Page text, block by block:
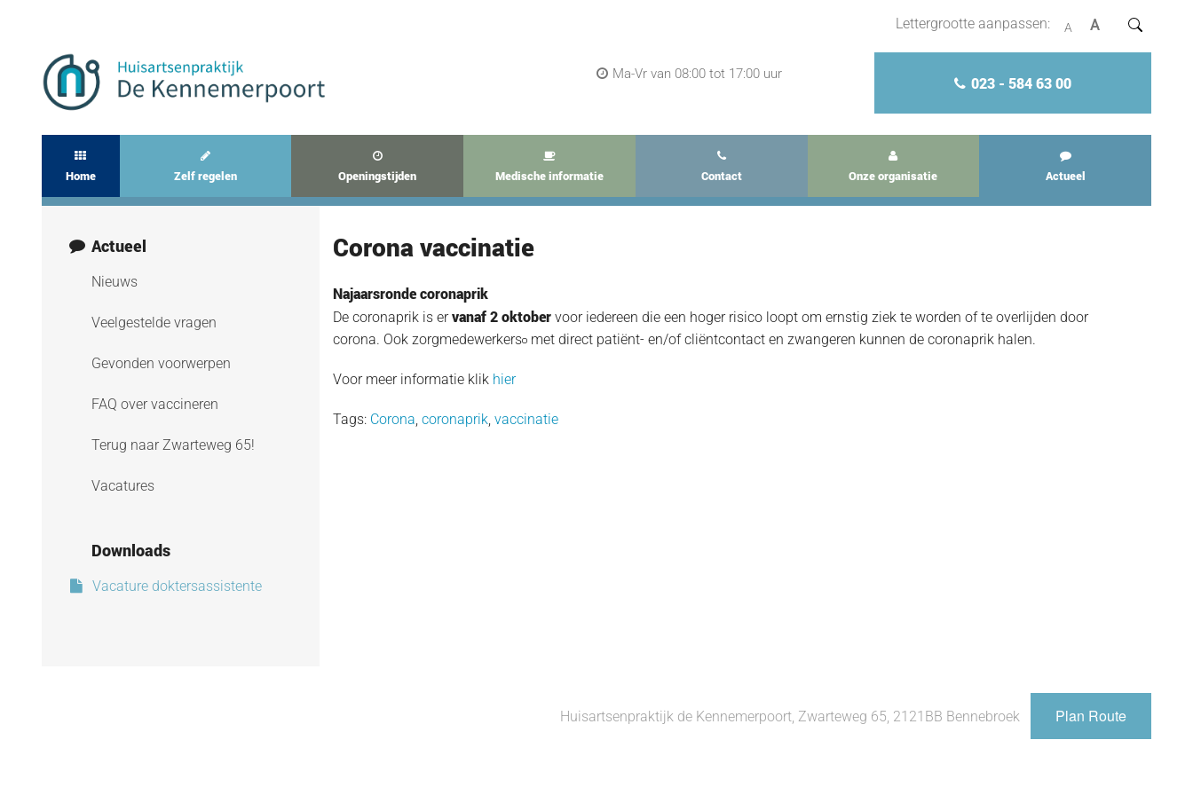
Lettergrootte aanpassen: A A
023 - 584 63 00
Ma-Vr van 08:00 tot 17:00 uur
Home Zelf regelen Openingstijden Medische informatie Contact Onze organisatie Actueel
Corona vaccinatie
Najaarsronde coronaprik
De coronaprik is ervanaf 2 oktober voor iedereen die een hoger risico loopt om ernstig ziek te worden of te overlijden door
corona. Ook zorgmedewerkers met direct patiënt- en/of cliëntcontact en zwangeren kunnen de coronaprik halen.
Voor meer informatie klik hier
Tags: Corona, coronaprik, vaccinatie
Actueel
Nieuws
Veelgestelde vragen
Gevonden voorwerpen
FAQ over vaccineren
Terug naar Zwarteweg 65!
Vacatures
Downloads
Vacature doktersassistente
Huisartsenpraktijk de Kennemerpoort, Zwarteweg 65, 2121BB Bennebroek Plan Route